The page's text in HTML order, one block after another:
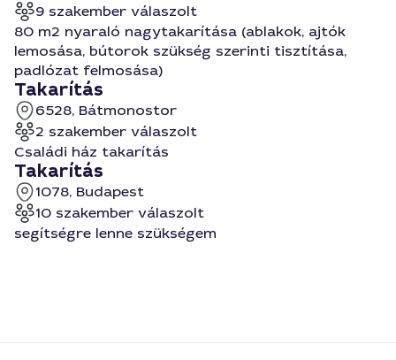
9 szakember válaszolt
80 m2 nyaraló nagytakarítása (ablakok, ajtók
lemosása, bútorok szükség szerinti tisztítása,
padlózat felmosása)
Takarítás
6528, Bátmonostor
2 szakember válaszolt
Családi ház takarítás
Takarítás
1078, Budapest
10 szakember válaszolt
segítségre lenne szükségem